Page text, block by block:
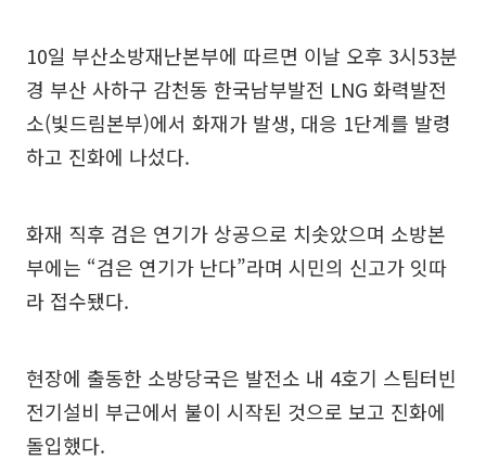
10일 부산소방재난본부에 따르면 이날 오후 3시53분
경 부산 사하구 감천동 한국남부발전 LNG 화력발전
소(빛드림본부)에서 화재가 발생, 대응 1단계를 발령
하고 진화에 나섰다.
화재 직후 검은 연기가 상공으로 치솟았으며 소방본
부에는 “검은 연기가 난다”라며 시민의 신고가 잇따
라 접수됐다.
현장에 출동한 소방당국은 발전소 내 4호기 스팀터빈
전기설비 부근에서 불이 시작된 것으로 보고 진화에
돌입했다.